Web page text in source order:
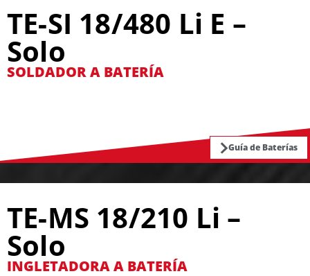
TE-SI 18/480 Li E –
Solo
SOLDADOR A BATERÍA
Guía de Baterías
TE-MS 18/210 Li –
Solo
INGLETADORA A BATERÍA